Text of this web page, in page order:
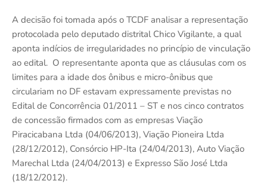
A decisão foi tomada após o TCDF analisar a representação
protocolada pelo deputado distrital Chico Vigilante, a qual
aponta indícios de irregularidades no princípio de vinculação
ao edital. O representante aponta que as cláusulas com os
limites para a idade dos ônibus e micro-ônibus que
circulariam no DF estavam expressamente previstas no
Edital de Concorrência 01/2011 – ST e nos cinco contratos
de concessão firmados com as empresas Viação
Piracicabana Ltda (04/06/2013), Viação Pioneira Ltda
(28/12/2012), Consórcio HP-Ita (24/04/2013), Auto Viação
Marechal Ltda (24/04/2013) e Expresso São José Ltda
(18/12/2012).